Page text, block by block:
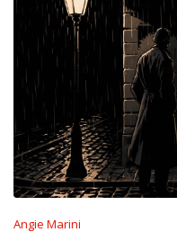
Angie Marini